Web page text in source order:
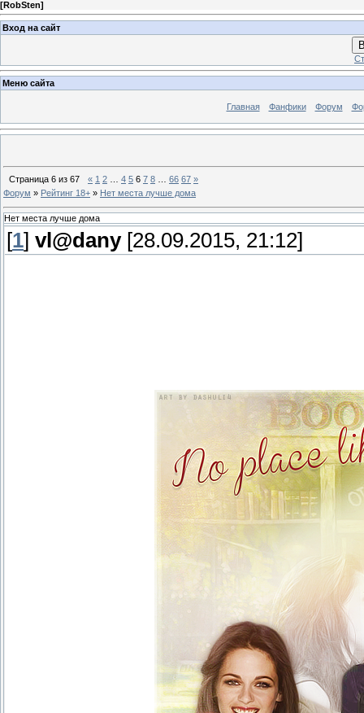
[RobSten]
Вход на сайт
Меню сайта
Главная Фанфики Форум
Страница 6 из 67 « 1 2 4 5 6 7 8 66 67 »
Форум » Рейтинг 18+ » Нет места лучше дома
Нет места лучше дома
[1] vl@dany[28.09.2015, 21:12]